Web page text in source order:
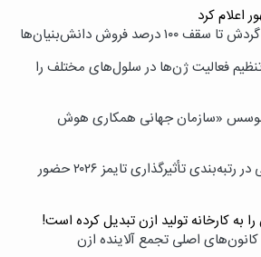
اعلام کرد
فروش دانش‌بنیان‌ها
فعالیت ژن‌ها در سلول‌های مختلف را
«سازمان جهانی همکاری هوش
چرا هیچ دانشگاه ایرانی در رتبه‌بندی تأثیرگذاری تایمز ۲۰۲۶ حضور
به کارخانه تولید ازن تبدیل کرده است!
اصلی تجمع آلاینده ازن